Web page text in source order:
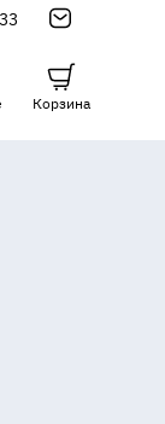
Корзина